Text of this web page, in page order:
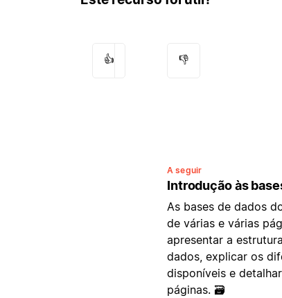
👍 👎
A seguir
Introdução às
As bases de dados
de várias e várias
apresentar a
dados, explicar os
disponíveis e
páginas. 🗃